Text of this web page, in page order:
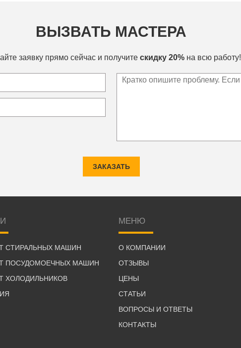
ВЫЗВАТЬ МАСТЕРА
заявку прямо сейчас и получите скидку 20% на всю работу!
ЗАКАЗАТЬ
СТИРАЛЬНЫХ МАШИН
ПОСУДОМОЕЧНЫХ МАШИН
ХОЛОДИЛЬНИКОВ
МЕНЮ
О КОМПАНИИ
ОТЗЫВЫ
ЦЕНЫ
СТАТЬИ
ВОПРОСЫ И ОТВЕТЫ
КОНТАКТЫ